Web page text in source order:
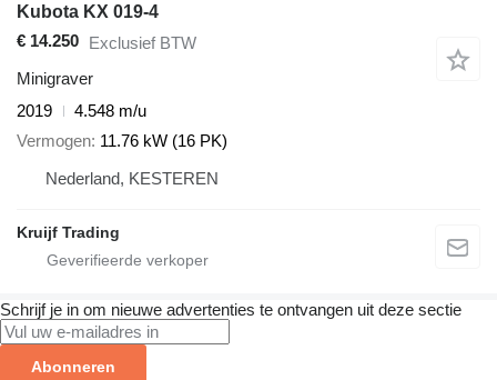
Kubota KX 019-4
€ 14.250 Exclusief BTW
Minigraver
2019
4.548 m/u
Vermogen 11.76 kW (16 PK)
Nederland, KESTEREN
Kruijf Trading
Schrijf je in om nieuwe advertenties te ontvangen uit deze sectie
Abonneren